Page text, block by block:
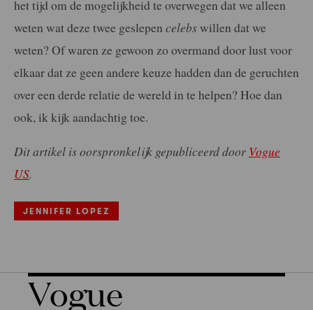
het tijd om de mogelijkheid te overwegen dat we alleen
weten wat deze twee geslepen celebswillen dat we
weten? Of waren ze gewoon zo overmand door lust voor
elkaar dat ze geen andere keuze hadden dan de geruchten
over een derde relatie de wereld in te helpen? Hoe dan
ook, ik kijk aandachtig toe.
Dit artikel is oorspronkelijk gepubliceerd door Vogue
US.
JENNIFER LOPEZ
Vogue